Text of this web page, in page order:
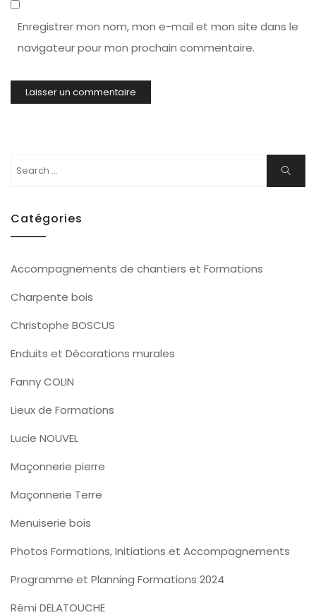
Enregistrer mon nom, mon e-mail et mon site dans le
navigateur pour mon prochain commentaire.
Search
Search
Catégories
Accompagnements de chantiers et Formations
Charpente bois
Christophe BOSCUS
Enduits et Décorations murales
Fanny COLIN
Lieux de Formations
Lucie NOUVEL
Maçonnerie pierre
Maçonnerie Terre
Menuiserie bois
Photos Formations, Initiations et Accompagnements
Programme et Planning Formations 2024
Rémi DELATOUCHE